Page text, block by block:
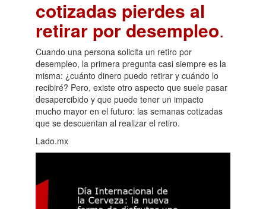
cotizadas pierdes al
retirar por desempleo.
Cuando una persona solicita un retiro por
desempleo, la primera pregunta casi siempre es la
misma: ¿cuánto dinero puedo retirar y cuándo lo
recibiré? Pero, existe otro aspecto que suele pasar
desapercibido y que puede tener un impacto
mucho mayor en el futuro: las semanas cotizadas
que se descuentan al realizar el retiro.
Lado.mx